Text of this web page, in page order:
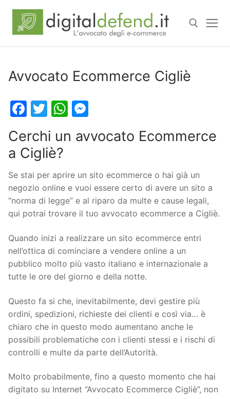
Avvocato Ecommerce Cigliè
Facebook
TwitterWhatsApp
Cerchi un avvocato Ecommerce
a Cigliè?
Se stai per aprire un sito ecommerce o hai già un
negozio online e vuoi essere certo di avere un sito a
“norma di legge” e al riparo da multe e cause legali,
qui potrai trovare il tuo avvocato ecommerce a Cigliè.
Quando inizi a realizzare un sito ecommerce entri
nell’ottica di cominciare a vendere online a un
pubblico molto più vasto italiano e internazionale a
tutte le ore del giorno e della notte.
Questo fa si che, inevitabilmente, devi gestire più
ordini, spedizioni, richieste dei clienti e così via… è
chiaro che in questo modo aumentano anche le
possibili problematiche con i clienti stessi e i rischi di
controlli e multe da parte dell’Autorità.
Molto probabilmente, fino a questo momento che hai
digitato su Internet “Avvocato Ecommerce Cigliè”, non